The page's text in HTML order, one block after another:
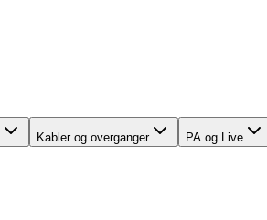
Kabler og overganger PA og Live